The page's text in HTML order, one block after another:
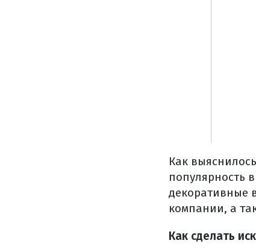
Как
популярность
декоративные
компании, а
Как сделать